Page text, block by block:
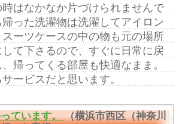
時はなかなか片づけられませんで
った洗濯物は洗濯してアイロン
スーツケースの中の物も元の場所
て下さるので、すぐに日常に戻
帰ってくる部屋も快適なまま。
ービスだと思います。
ています。
（横浜市西区（神奈川